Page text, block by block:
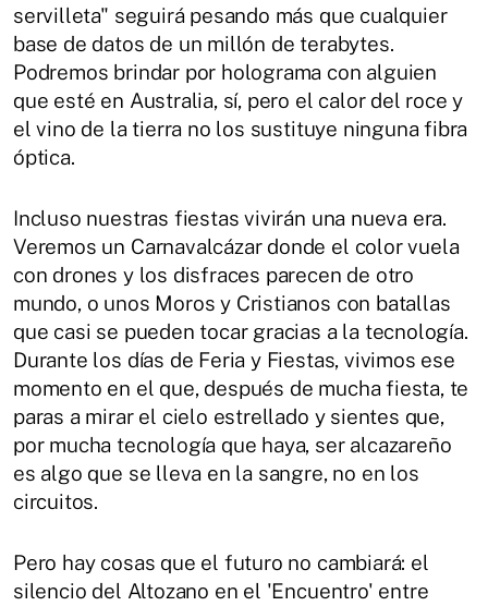
servilleta" seguirá pesando más que cualquier
base de datos de un millón de terabytes.
Podremos brindar por holograma con alguien
que esté en Australia, sí, pero el calor del roce y
el vino de la tierra no los sustituye ninguna fibra
óptica.
Incluso nuestras fiestas vivirán una nueva era.
Veremos un Carnavalcázar donde el color vuela
con drones y los disfraces parecen de otro
mundo, o unos Moros y Cristianos con batallas
que casi se pueden tocar gracias a la tecnología.
Durante los días de Feria y Fiestas, vivimos ese
momento en el que, después de mucha fiesta, te
paras a mirar el cielo estrellado y sientes que,
por mucha tecnología que haya, ser alcazareño
es algo que se lleva en la sangre, no en los
circuitos.
Pero hay cosas que el futuro no cambiará: el
silencio del Altozano en el 'Encuentro' entre